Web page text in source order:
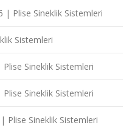
| Plise Sineklik Sistemleri
Sistemleri
Sineklik Sistemleri
Sineklik Sistemleri
Plise Sineklik Sistemleri